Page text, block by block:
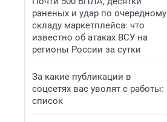
раненых и удар по очередному
складу маркетплейса: что
известно об атаках ВСУ на
регионы России за сутки
За какие публикации в
соцсетях вас уволят с работы:
список